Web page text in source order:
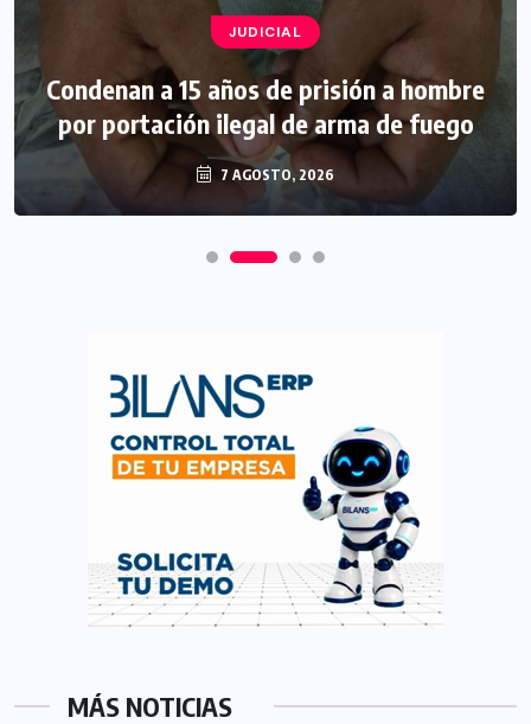
JUDICIAL
Condenan a 15 años de prisión a hombre
por portación ilegal de arma de fuego
7 AGOSTO, 2026
MÁS NOTICIAS